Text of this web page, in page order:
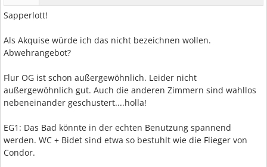
Sapperlott!
Als Akquise würde ich das nicht bezeichnen wollen.
Abwehrangebot?
Flur OG ist schon außergewöhnlich. Leider nicht
außergewöhnlich gut. Auch die anderen Zimmern sind wahllos
nebeneinander geschustert....holla!
EG1: Das Bad könnte in der echten Benutzung spannend
werden. WC + Bidet sind etwa so bestuhlt wie die Flieger von
Condor.